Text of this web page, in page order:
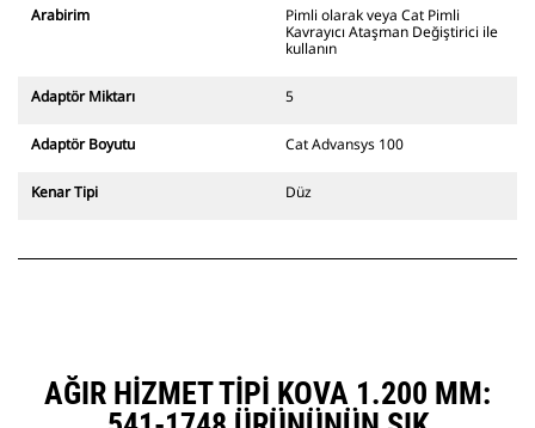
açmaya uygun genişlikte ataşman
değiştiriciler de mevcuttur.
sistemle uyumlu ataşmanlar, sabit
menteşeleri kullanır. CW Özel
takoz tarzı kilitleme sistemi
tüm paletli ve tekerlekli
Arabirim
Pimli olarak veya Cat Pimli
Kavrayıcı Ataşman Değiştirici ile
kullanın
Adaptör Miktarı 5
Adaptör Boyutu Cat Advansys 100
Kenar Tipi Düz
AĞIR HIZMET TIPI KOVA 1.200 MM: